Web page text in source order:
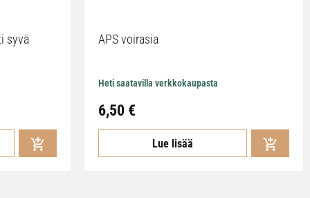
syvä APS voirasia
Heti saatavilla verkkokaupasta
6,50 €
Lue lisää